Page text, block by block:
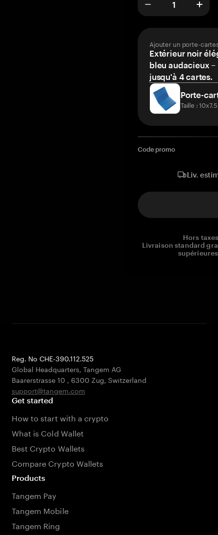
Ajouter un porte-
Extérieur noir
bleu audacieux
jusqu'à 4 cartes.
Porte-
Taille :
Code promo
Liv.
Hors
Livraison standard
Reg. No CHE-390.112.525
Global Headquarters, Tangem AG
Baarerstrasse 10 , 6300 Zug, Switzerland
support@tangem.com
Get started
How to start with a crypto
What is Cold Wallet
Best Crypto Wallets
Compare Crypto Wallets
Products
Tangem Pay
Tangem Mobile
Tangem Ring